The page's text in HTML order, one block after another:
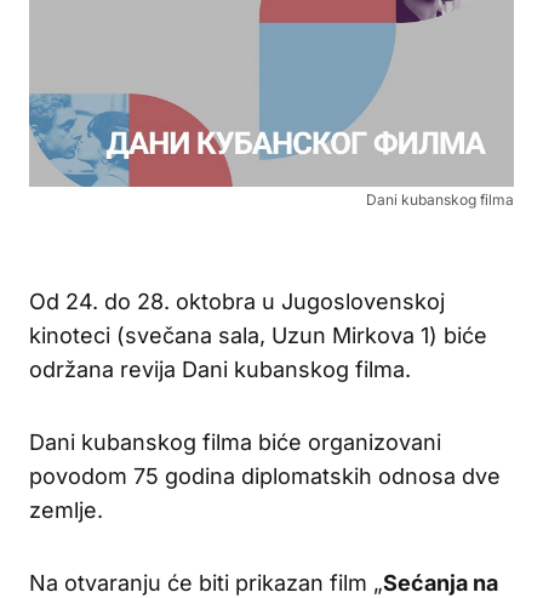
Dani kubanskog filma
Od 24. do 28. oktobra u Jugoslovenskoj
kinoteci (svečana sala, Uzun Mirkova 1) biće
održana revija Dani kubanskog filma.
Dani kubanskog filma biće organizovani
povodom 75 godina diplomatskih odnosa dve
zemlje.
Na otvaranju će biti prikazan film „Sećanja na